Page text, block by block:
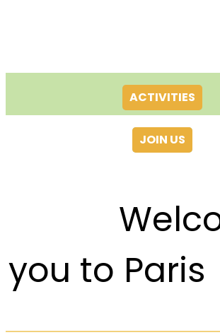
ACTIVITIES
JOIN US
you to Paris